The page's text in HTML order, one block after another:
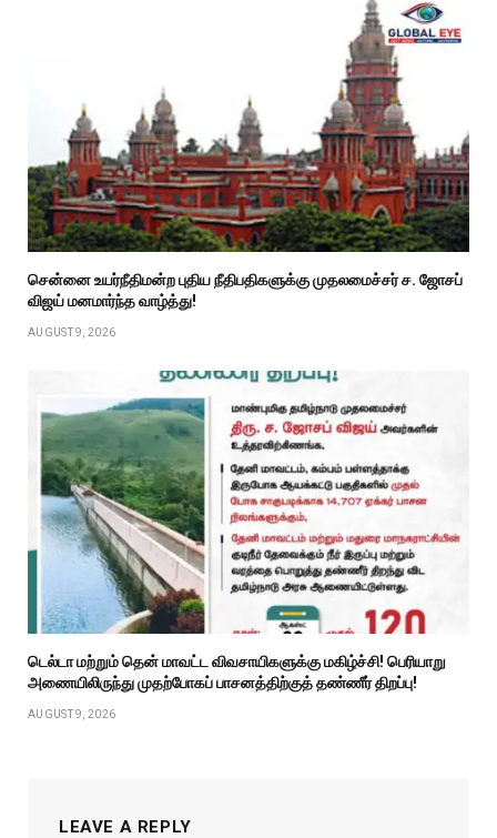
சென்னை உயர்நீதிமன்ற புதிய நீதிபதிகளுக்கு முதலமைச்சர் ச. ஜோசப்
விஜய் மனமார்ந்த வாழ்த்து!
AUGUST 9, 2026
டெல்டா மற்றும் தென் மாவட்ட விவசாயிகளுக்கு மகிழ்ச்சி! பெரியாறு
அணையிலிருந்து முதற்போகப் பாசனத்திற்குத் தண்ணீர் திறப்பு!
AUGUST 9, 2026
LEAVE A REPLY